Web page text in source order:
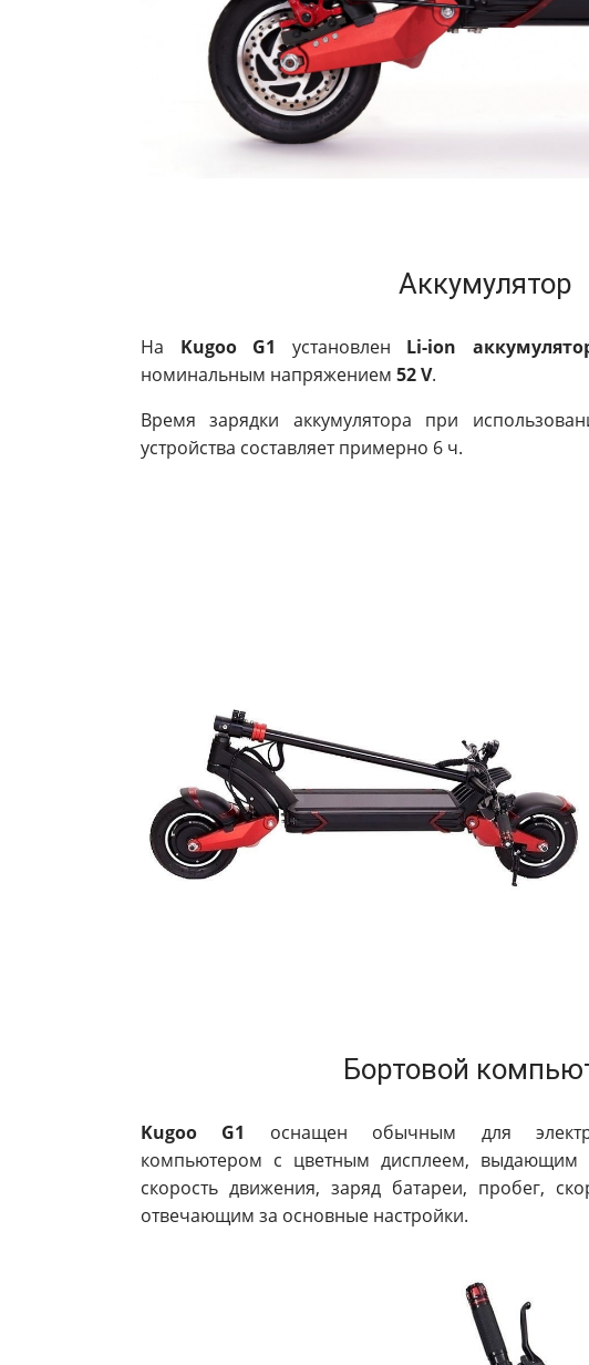
Аккумулятор
На Kugoo G1 установлен Li-ion
номинальным напряжением 52 V.
Время зарядки аккумулятора при
устройства составляет примерно 6 ч.
Бортовой
Kugoo G1
оснащен обычным для
компьютером с цветным дисплеем, выдающим
скорость движения, заряд батареи, пробег,
отвечающим за основные настройки.